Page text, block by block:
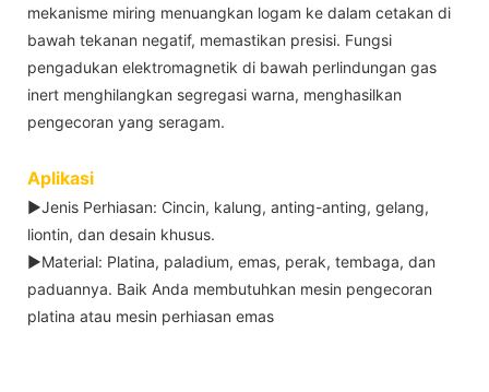
mekanisme miring menuangkan logam ke dalam cetakan di
bawah tekanan negatif, memastikan presisi. Fungsi
pengadukan elektromagnetik di bawah perlindungan gas
inert menghilangkan segregasi warna, menghasilkan
pengecoran yang seragam.
Aplikasi
▶Jenis Perhiasan: Cincin, kalung, anting-anting, gelang,
liontin, dan desain khusus.
▶Material: Platina, paladium, emas, perak, tembaga, dan
paduannya. Baik Anda membutuhkan mesin pengecoran
platina atau mesin perhiasan emas